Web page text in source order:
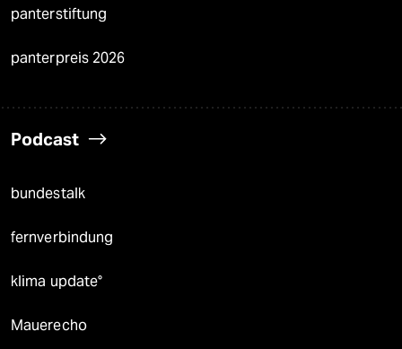
panterstiftung
panterpreis 2026
Podcast
bundestalk
fernverbindung
klima update°
Mauerecho